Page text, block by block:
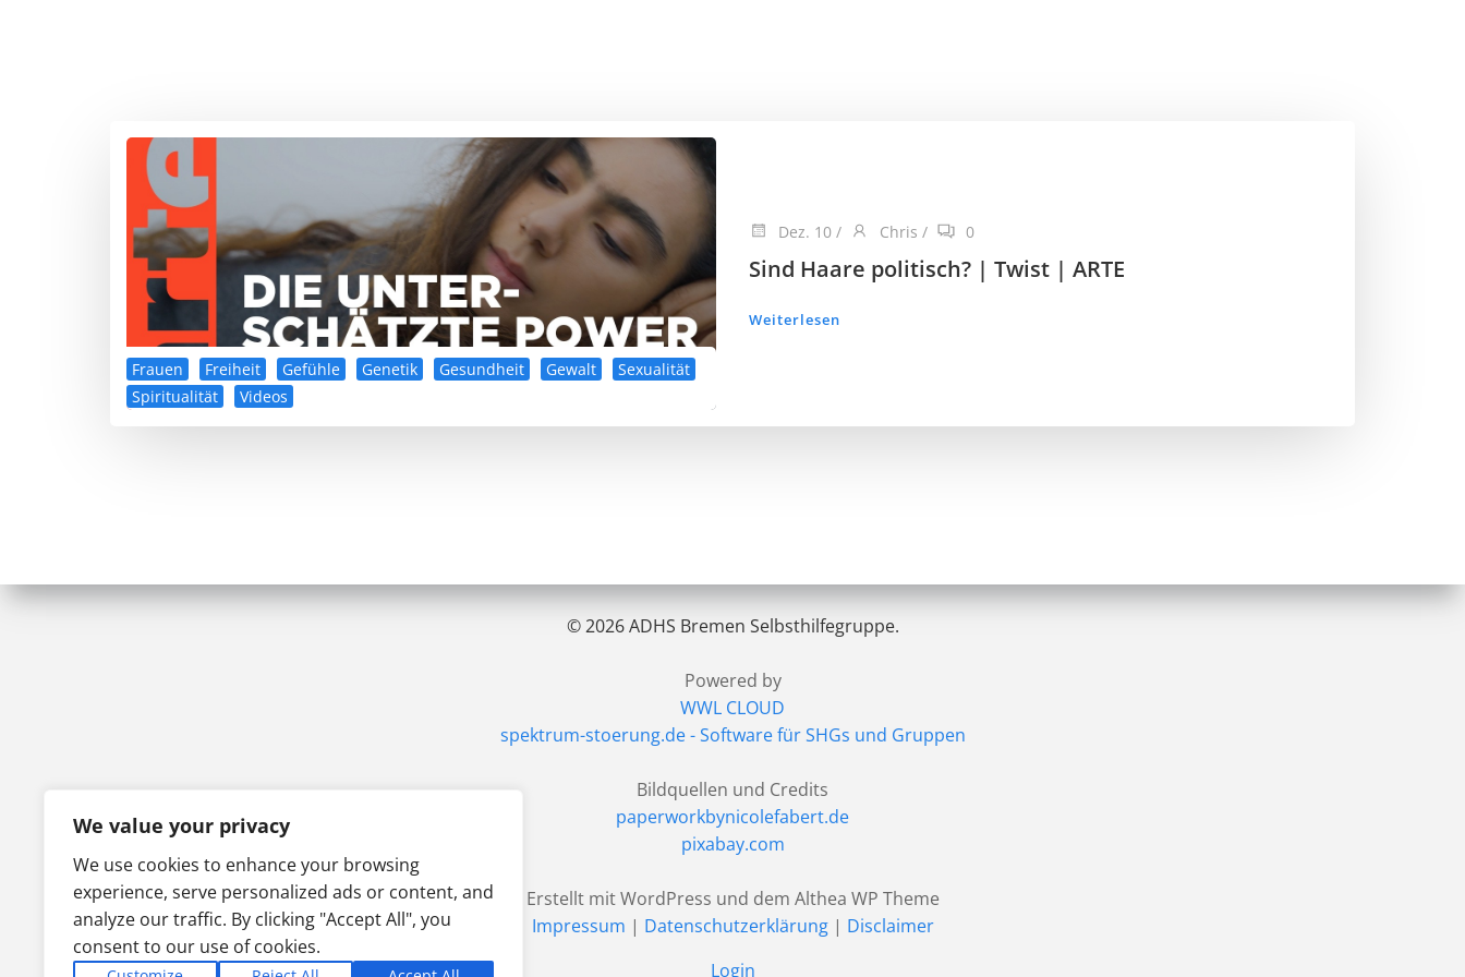
We value your privacy
We use cookies to enhance your browsing
experience, serve personalized ads or content, and
analyze our traffic. By clicking "Accept All", you
consent to our use of cookies.
Frauen Freiheit Gefühle Genetik Gesundheit Gewalt
Sexualität
Spiritualität
Videos
Dez. 10 / Chris / 0
Sind Haare politisch? | Twist | ARTE
Weiterlesen
© 2026 ADHS Bremen Selbsthilfegruppe.
Powered by
WWL CLOUD
spektrum-stoerung.de - Software für SHGs und Gruppen
Bildquellen und Credits
paperworkbynicolefabert.de
pixabay.com
Erstellt mit WordPress und dem Althea WP Theme
Impressum | Datenschutzerklärung| Disclaimer
Login